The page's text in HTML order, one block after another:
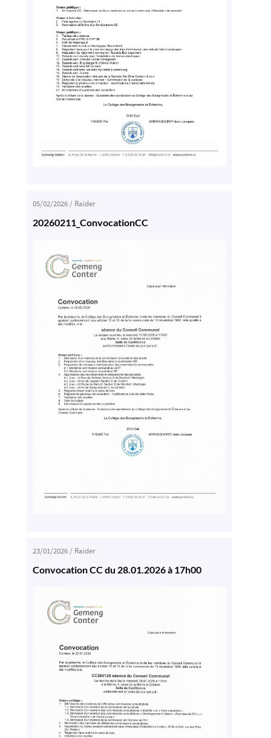
05/02/2026/ Raider
20260211_ConvocationCC
23/01/2026/ Raider
Convocation CC du 28.01.2026 à 17h00